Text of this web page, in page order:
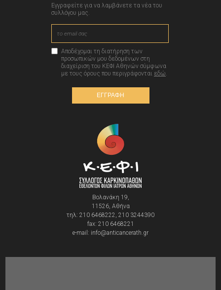
Εγγραφείτε για να λαμβάνετε τα νέα του
συλλόγου μας.
Αποδέχομαι τη διατήρηση των
προσωπικών μου δεδομένων στη
διαχείριση του ΚΕΦΙ Αθηνών σύμφωνα
με τους όρους που περιγράφονται εδώ.
ΕΓΓΡΑΦΗ
Βολανάκη 19,
11526, Αθήνα
τηλ: 210 6468222, 210 3244390
fax: 210 6468221
e-mail: info@anticancerath.gr